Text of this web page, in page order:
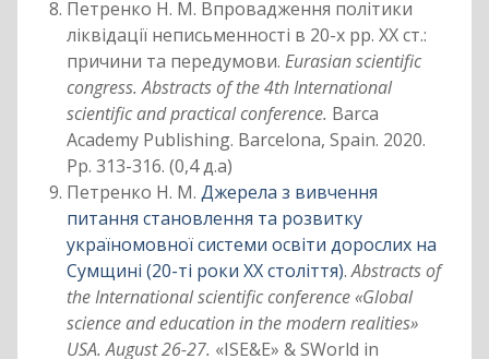
Петренко Н. М. Впровадження політики
ліквідації неписьменності в 20-х рр. ХХ ст.:
причини та передумови. Eurasian scientific
congress. Abstracts of the 4th International
scientific and practical conference. Barca
Academy Publishing. Barcelona, Spain. 2020.
Pp. 313-316. (0,4 д.а)
Петренко Н. М. Джерела з вивчення
питання становлення та розвитку
україномовної системи освіти дорослих на
Сумщині (20-ті роки ХХ століття).Abstracts of
the International scientific conference «Global
science and education in the modern realities»
USA. August 26-27. «ISE&E» & SWorld in